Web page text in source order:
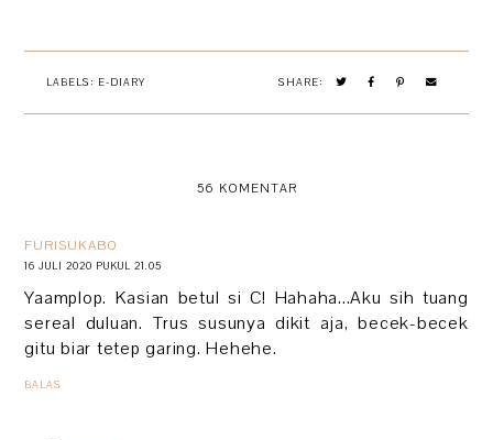
LABELS: E-DIARY SHARE:
56 KOMENTAR
FURISUKABO
16 JULI 2020 PUKUL 21.05
Yaamplop. Kasian betul si C! Hahaha...Aku sih tuang
sereal duluan. Trus susunya dikit aja, becek-becek
gitu biar tetep garing. Hehehe.
BALAS